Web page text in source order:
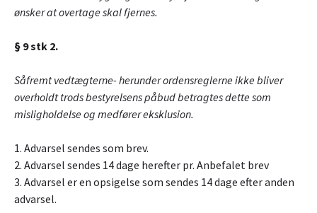
ønsker at overtage skal fjernes.
§ 9 stk 2.
Såfremt vedtægterne- herunder ordensreglerne ikke bliver
overholdt trods bestyrelsens påbud betragtes dette som
misligholdelse og medfører eksklusion.
1. Advarsel sendes som brev.
2. Advarsel sendes 14 dage herefter pr. Anbefalet brev
3. Advarsel er en opsigelse som sendes 14 dage efter anden
advarsel.